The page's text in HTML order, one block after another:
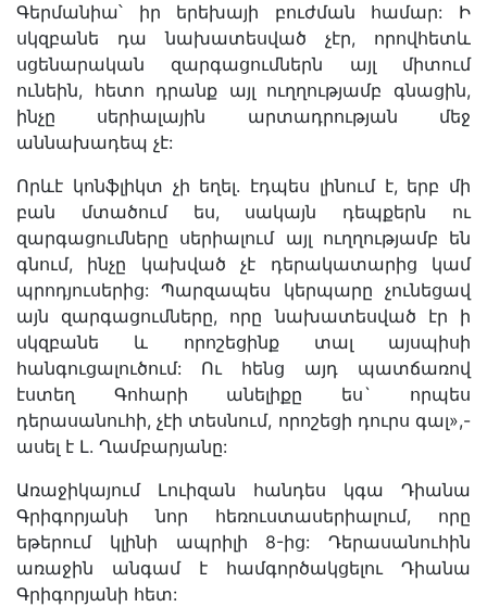
Գերմանիա՝ իր երեխայի բուժման համար: Ի
սկզբանե դա նախատեսված չէր, որովհետև
սցենարական զարգացումներն այլ միտում
ունեին, հետո դրանք այլ ուղղությամբ գնացին,
ինչը սերիալային արտադրության մեջ
աննախադեպ չէ:
Որևէ կոնֆլիկտ չի եղել. էդպես լինում է, երբ մի
բան մտածում ես, սակայն դեպքերն ու
զարգացումները սերիալում այլ ուղղությամբ են
գնում, ինչը կախված չէ դերակատարից կամ
պրոդյուսերից: Պարզապես կերպարը չունեցավ
այն զարգացումները, որը նախատեսված էր ի
սկզբանե և որոշեցինք տալ այսպիսի
հանգուցալուծում: Ու հենց այդ պատճառով
էստեղ Գոհարի անելիքը ես` որպես
դերասանուհի, չէի տեսնում, որոշեցի դուրս գալ»,-
ասել է Լ. Ղամբարյանը:
Առաջիկայում Լուիզան հանդես կգա Դիանա
Գրիգորյանի նոր հեռուստասերիալում, որը
եթերում կլինի ապրիլի 8-ից: Դերասանուհին
առաջին անգամ է համգործակցելու Դիանա
Գրիգորյանի հետ: